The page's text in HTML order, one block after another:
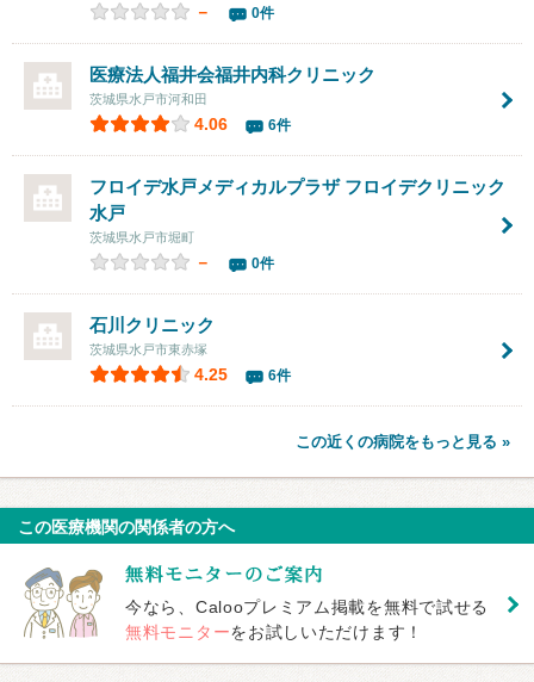
－ 0件
医療法人福井会福井内科クリニック
茨城県水戸市河和田
4.06 6件
フロイデ水戸メディカルプラザ フロイデクリニック
水戸
茨城県水戸市堀町
－ 0件
石川クリニック
茨城県水戸市東赤塚
4.25 6件
この近くの病院をもっと見る »
この医療機関の関係者の方へ
今なら、Calooプレミアム掲載を無料で試せる
無料モニターをお試しいただけます！